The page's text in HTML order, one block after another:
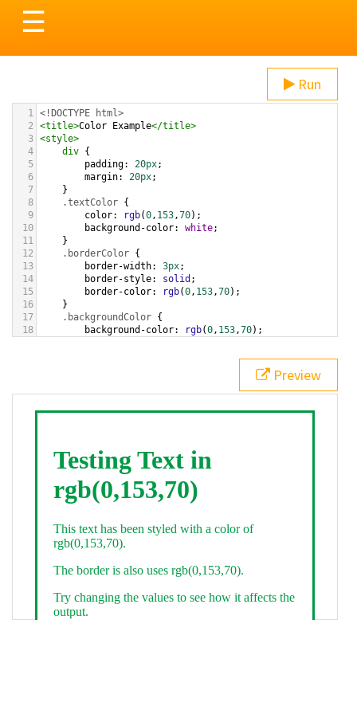
Toggle
navigation
☰
Run
1 <!DOCTYPE html>
2
<title>Color Example</title>
3 <style>
4
div {
5
padding: 20px;
6
margin: 20px;
7
}
8
.textColor {
9
color: rgb(0, 153,70);
10
background-color: white;
11
}
12
.borderColor {
13
border-width: 3px;
14
border-style: solid ;
15
border-color: rgb(0, 153,70);
16
}
17
.backgroundColor {
18
background-color: rgb(0, 153,70);
bottom ,
white, rgb(0,153,70));
div class="textColor borderColor"
< h1>Testing Text in rgb(0,153,70)
Preview